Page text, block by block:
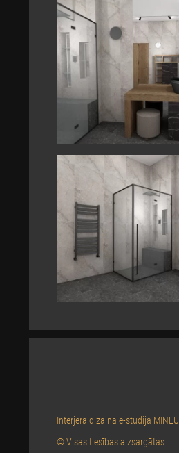
Interjera dizaina e-studija MINLU
© Visas tiesības aizsargātas